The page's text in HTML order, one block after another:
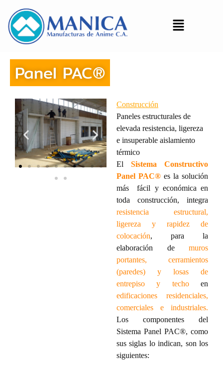
Panel PAC®
Construcción
Paneles estructurales de
elevada resistencia, ligereza
e insuperable aislamiento
térmico
El Sistema Constructivo
Panel PAC® es la solución
más fácil y económica en
toda construcción, integra
resistencia estructural,
ligereza y rapidez de
colocación, para la
elaboración de muros
portantes, cerramientos
(paredes) y losas de
entrepiso y techoen
edificaciones residenciales,
comerciales e industriales.
Los componentes del
Sistema Panel PAC®, como
sus siglas lo indican, son los
siguientes: